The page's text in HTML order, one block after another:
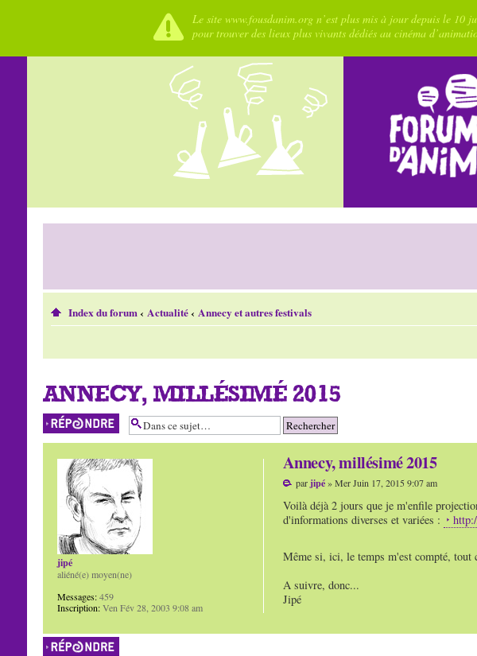
Le site www.fousdanim.org n’est plus mis à jour depuis le
pour trouver des lieux plus vivants dédiés au cinéma
Index du forum‹ Actualité‹ Annecy et autres festivals
ANNECY, MILLÉSIMÉ 2015
Répondre
Annecy, millésimé 2015
par jipé» Mer Juin 17, 2015 9:07 am
Voilà déjà 2 jours que je m'enfile
d'informations diverses et variées :
Même si, ici, le temps m'est compté, tout
A suivre, donc...
Jipé
jipé
aliéné(e) moyen(ne)
Messages:459
Inscription:Ven Fév 28, 2003 9:08 am
Répondre